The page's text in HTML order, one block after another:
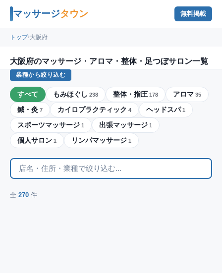
マッサージタウン 無料掲載
トップ›大阪府
大阪府のマッサージ・アロマ・整体・足つぼサロン一覧
業種から絞り込む
すべて もみほぐし 238 整体・指圧 178 アロマ 35
鍼・灸 7 カイロプラクティック 4 ヘッドスパ 1
スポーツマッサージ 1 出張マッサージ 1
個人サロン 1 リンパマッサージ 1
全 270 件